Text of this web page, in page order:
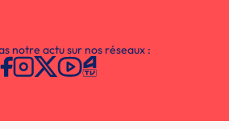
notre actu sur nos réseaux :